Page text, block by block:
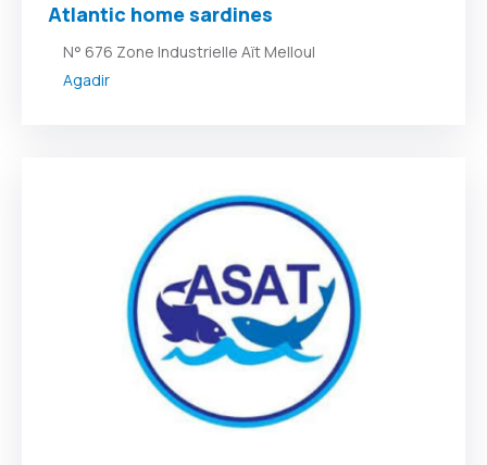
Atlantic home sardines
N° 676 Zone Industrielle Aït Melloul
Agadir